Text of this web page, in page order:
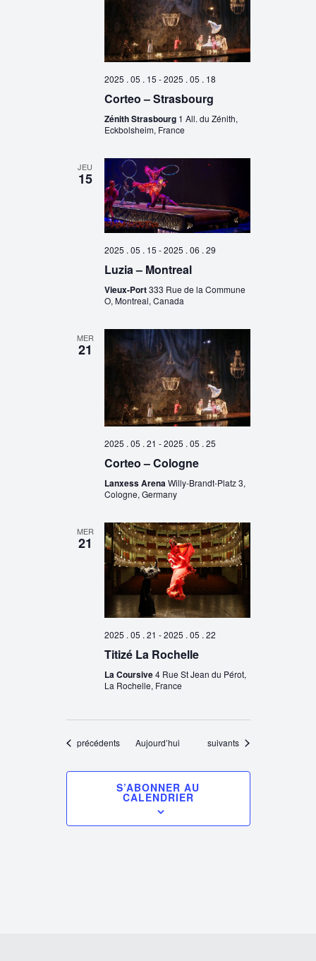
2025 . 05 . 15 -2025 . 05 . 18
Corteo – Strasbourg
Zénith Strasbourg 1 All. du Zénith,
Eckbolsheim, France
JEU
15
2025 . 05 . 15 -2025 . 06 . 29
Luzia – Montreal
Vieux-Port333 Rue de la Commune
O, Montreal, Canada
MER
21
2025 . 05 . 21 -2025 . 05 . 25
Corteo – Cologne
Lanxess ArenaWilly-Brandt-Platz 3,
Cologne, Germany
MER
21
2025 . 05 . 21 -2025 . 05 . 22
Titizé La Rochelle
La Coursive4 Rue St Jean du Pérot,
La Rochelle, France
Évènements
précédents Aujourd’hui Évènements
suivants
S’ABONNER AU
CALENDRIER